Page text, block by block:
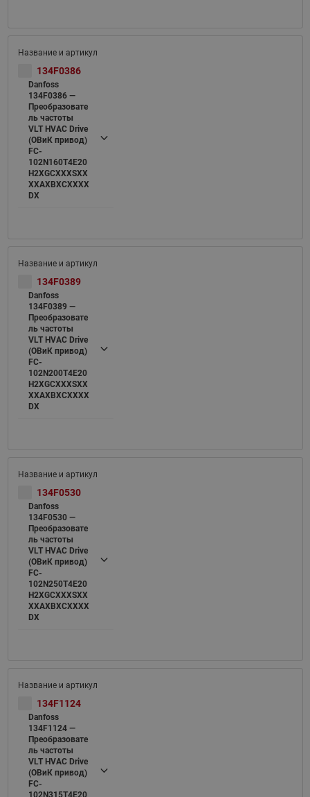
134F0386
Danfoss
134F0386 —
Преобразовате
ль частоты
VLT HVAC Drive
(ОВиК привод)
FC-
102N160T4E20
H2XGCXXXSXX
XXAXBXCXXXX
DX
134F0389
Danfoss
134F0389 —
Преобразовате
ль частоты
VLT HVAC Drive
(ОВиК привод)
FC-
102N200T4E20
H2XGCXXXSXX
XXAXBXCXXXX
DX
134F0530
Danfoss
134F0530 —
Преобразовате
ль частоты
VLT HVAC Drive
(ОВиК привод)
FC-
102N250T4E20
H2XGCXXXSXX
XXAXBXCXXXX
DX
134F1124
Danfoss
134F1124 —
Преобразовате
ль частоты
VLT HVAC Drive
(ОВиК привод)
FC-
102N315T4E20